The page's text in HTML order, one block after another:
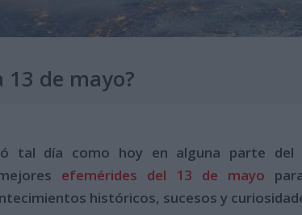
13 de mayo?
tal día como hoy en alguna parte del
efemérides del 13 de mayo
históricos, sucesos y